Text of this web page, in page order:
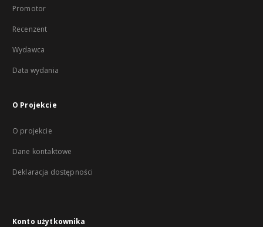
Promotor
Recenzent
Wydawca
Data wydania
O Projekcie
O projekcie
Dane kontaktowe
Deklaracja dostępności
Konto użytkownika